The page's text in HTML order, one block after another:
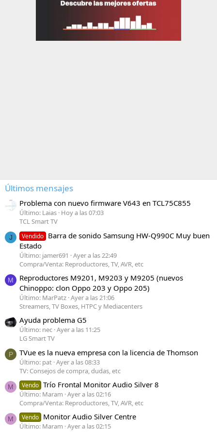
Últimos mensajes
Problema con nuevo firmware V643 en TCL75C855
Último: Laias Hoy a las 07:03
TCL Smart TV
J Vendido Barra de sonido Samsung HW-Q990C Muy buen
Estado
Último: jamer691
Ayer a las 22:49
Compra/Venta: Reproductores, TV, AVR, etc
M
Reproductores M9201, M9203 y M9205 (nuevos
Chinoppo: clon Oppo 203 y Oppo 205)
Último: MarPatz Ayer a las 21:06
Streamers, TV Boxes, HTPC y Mediacenters
Ayuda problema G5
Último: nec Ayer a las 11:25
LG Smart TV
P TVue es la nueva empresa con la licencia de Thomson
Último: pat Ayer a las 08:33
TV: Consejos de compra, dudas, etc
M Vendo Trío Frontal Monitor Audio Silver 8
Último: Maram Ayer a las 02:16
Compra/Venta: Reproductores, TV, AVR, etc
M Vendo Monitor Audio Silver Centre
Último: Maram Ayer a las 02:15